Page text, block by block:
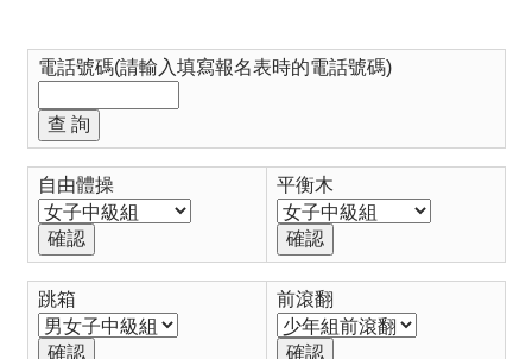
電話號碼(請輸入填寫報名表時的電話號碼)
自由體操 平衡木
跳箱 前滾翻